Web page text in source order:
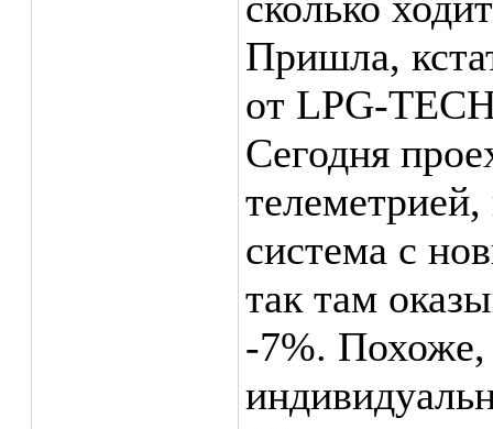
Пришла,
от LPG-
Сегодня
телеметрией,
система с
так там
-7%.